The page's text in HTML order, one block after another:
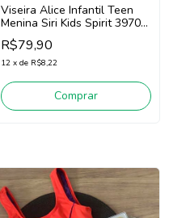
Viseira Alice Infantil Teen
Menina Siri Kids Spirit 39700
(Amarelo Flúor)
R$79,90
12 x de R$8,22
Comprar